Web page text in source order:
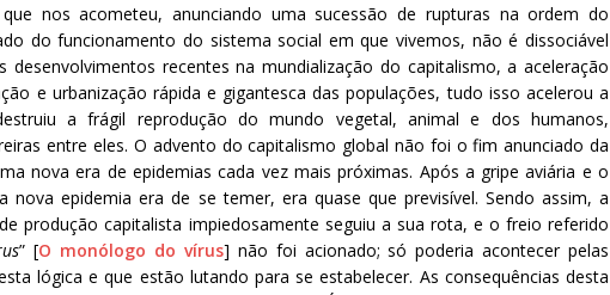
nos acometeu, anunciando uma sucessão de rupturas na ordem do
do funcionamento do sistema social em que vivemos, não é dissociável
desenvolvimentos recentes na mundialização do capitalismo, a aceleração
e urbanização rápida e gigantesca das populações, tudo isso acelerou a
a frágil reprodução do mundo vegetal, animal e dos humanos,
entre eles. O advento do capitalismo global não foi o fim anunciado da
nova era de epidemias cada vez mais próximas. Após a gripe aviária e o
nova epidemia era de se temer, era quase que previsível. Sendo assim, a
produção capitalista impiedosamente seguiu a sua rota, e o freio referido
” [O monólogo do vírus] não foi acionado; só poderia acontecer pelas
lógica e que estão lutando para se estabelecer. As consequências desta